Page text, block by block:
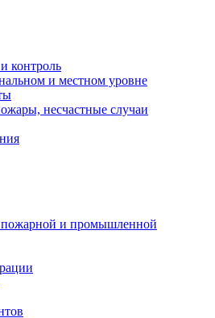
контроль
и местном уровне
несчастные случаи
пожарной и промышленной